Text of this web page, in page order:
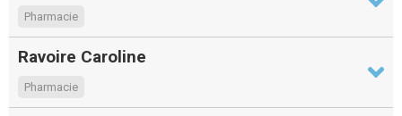
Pharmacie
Ravoire Caroline
Pharmacie